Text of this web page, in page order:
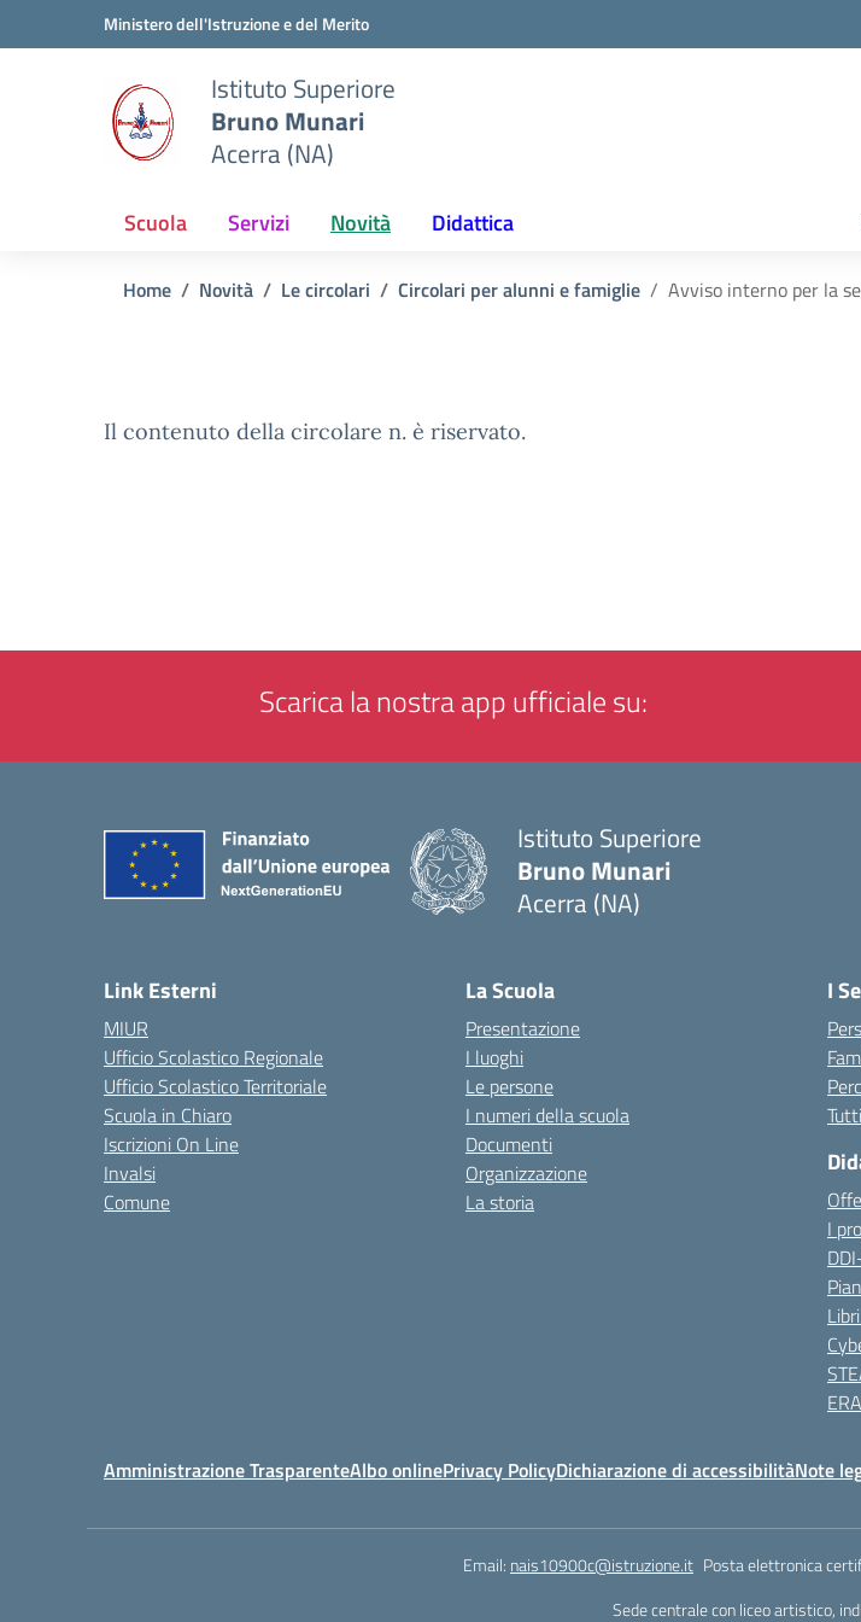
Vai ai contenuti
Vai al menu di navigazioneMinistero dell'Istruzione e del Merito
Istituto Superiore
Bruno Munari
Acerra (NA)
Scuola Servizi Novità Didattica
Home Novità Le circolari Circolari per alunni e famiglie Avviso interno per la
Il contenuto della circolare n. è riservato.
Scarica la nostra app ufficiale su:
Istituto Superiore
Bruno Munari
Acerra (NA)
Link Esterni
MIUR
Ufficio Scolastico Regionale
Ufficio Scolastico Territoriale
Scuola in Chiaro
Iscrizioni On Line
Invalsi
Comune
La Scuola
Presentazione
I luoghi
Le persone
I numeri della scuola
Documenti
Organizzazione
La storia
I
I
Amministrazione TrasparenteAlbo onlinePrivacy PolicyDichiarazione di accessibilitàNote
Email: nais10900c@istruzione.it Posta elettronica
Sede centrale con liceo artistico,